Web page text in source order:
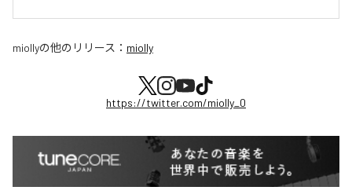
miollyの他のリリース： miolly
https://twitter.com/miolly_0